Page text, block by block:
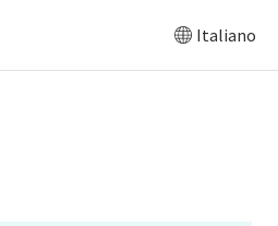
Italiano